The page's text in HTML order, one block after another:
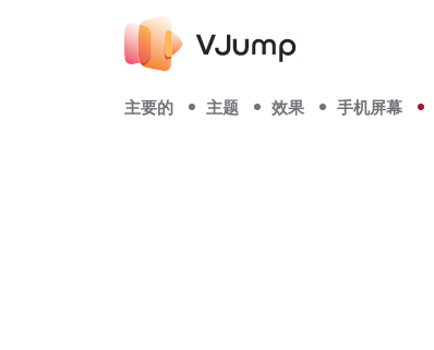
主要的 主题 效果 手机屏幕